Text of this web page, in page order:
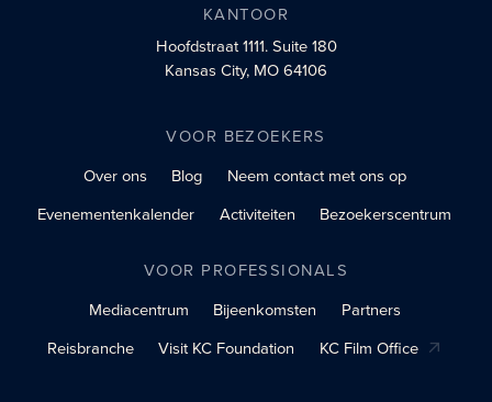
KANTOOR
Hoofdstraat 1111.Suite 180
Kansas City, MO 64106
VOOR BEZOEKERS
Over ons
Blog
Neem contact met ons op
Evenementenkalender
Activiteiten Bezoekerscentrum
VOOR PROFESSIONALS
Mediacentrum
Bijeenkomsten
Partners
Reisbranche
Visit KC Foundation KC Film Office